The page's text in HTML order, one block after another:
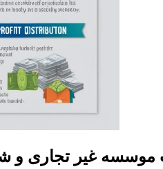
موسسه غیر تجاری و